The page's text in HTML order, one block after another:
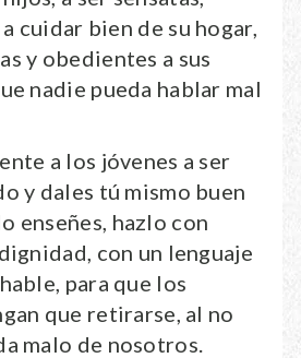
cuidar bien de su hogar,
y obedientes a sus
nadie pueda hablar mal
a los jóvenes a ser
y dales tú mismo buen
enseñes, hazlo con
con un lenguaje
para que los
que retirarse, al no
malo de nosotros.